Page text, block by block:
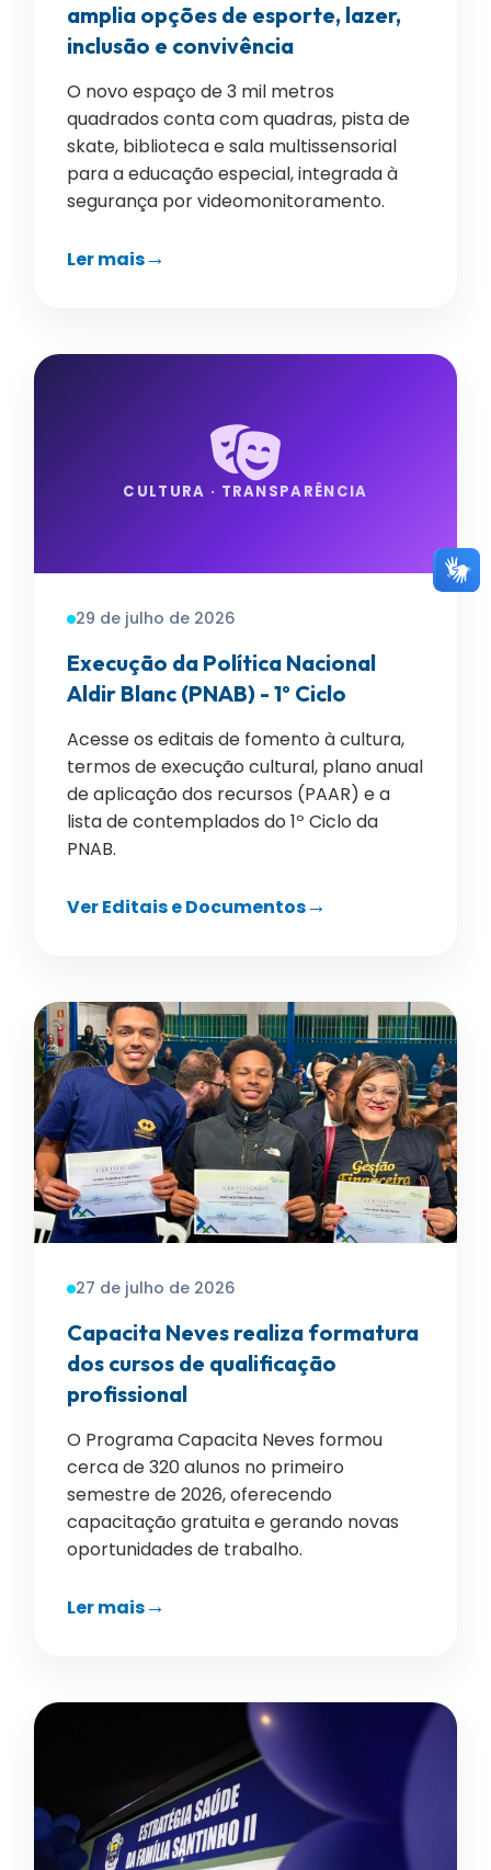
amplia opções de esporte, lazer,
inclusão e convivência
O novo espaço de 3 mil metros
quadrados conta com quadras, pista de
skate, biblioteca e sala multissensorial
para a educação especial, integrada à
segurança por videomonitoramento.
Ler mais
CULTURA · TRANSPARÊNCIA
29 de julho de 2026
Execução da Política Nacional
Aldir Blanc (PNAB) - 1º Ciclo
Acesse os editais de fomento à cultura,
termos de execução cultural, plano anual
de aplicação dos recursos (PAAR) e a
lista de contemplados do 1º Ciclo da
PNAB.
Ver Editais e Documentos
27 de julho de 2026
Capacita Neves realiza formatura
dos cursos de qualificação
profissional
O Programa Capacita Neves formou
cerca de 320 alunos no primeiro
semestre de 2026, oferecendo
capacitação gratuita e gerando novas
oportunidades de trabalho.
Ler mais